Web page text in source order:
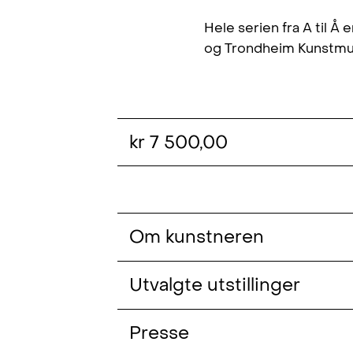
Hele serien fra A til Å
og Trondheim
kr 7 500,00
Om kunstneren
Gerd Tinglum (f. 1951, Trøndelag)
Künste Hamburg (1975–77),
University of Fine Arts (1980–82).
Utvalgte utstillinger
En dag Ettermiddag Resten av
Presse